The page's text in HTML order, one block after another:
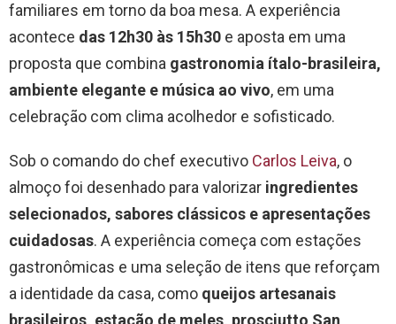
familiares em torno da boa mesa. A experiência
acontece das 12h30 às 15h30 e aposta em uma
proposta que combina gastronomia ítalo-brasileira,
ambiente elegante e música ao vivo, em uma
celebração com clima acolhedor e sofisticado.
Sob o comando do chef executivo Carlos Leiva, o
almoço foi desenhado para valorizar ingredientes
selecionados, sabores clássicos e apresentações
cuidadosas. A experiência começa com estações
gastronômicas e uma seleção de itens que reforçam
a identidade da casa, como queijos artesanais
brasileiros, estação de meles, prosciutto San